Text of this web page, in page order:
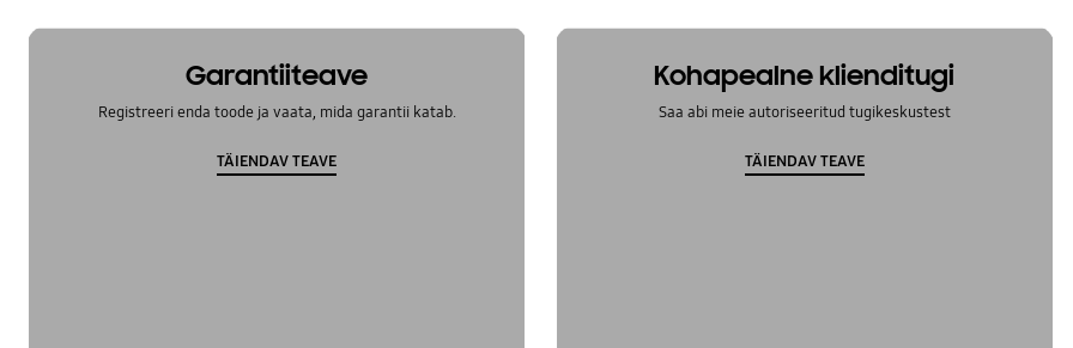
Garantiiteave
Registreeri enda toode ja vaata, mida garantii katab.
TÄIENDAV TEAVE
Kohapealne klienditugi
Saa abi meie autoriseeritud tugikeskustest
TÄIENDAV TEAVE